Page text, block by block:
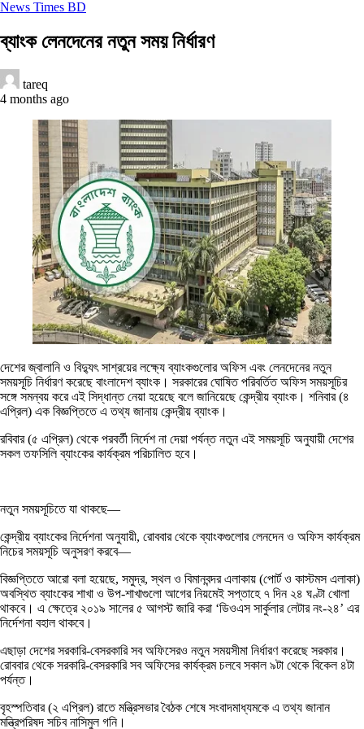
News Times BD
ব্যাংক লেনদেনের নতুন সময় নির্ধারণ
tareq
4 months ago
দেশের জ্বালানি ও বিদ্যুৎ সাশ্রয়ের লক্ষ্যে ব্যাংকগুলোর অফিস এবং লেনদেনের নতুন
সময়সূচি নির্ধারণ করেছে বাংলাদেশ ব্যাংক। সরকারের ঘোষিত পরিবর্তিত অফিস সময়সূচির
সঙ্গে সমন্বয় করে এই সিদ্ধান্ত নেয়া হয়েছে বলে জানিয়েছে কেন্দ্রীয় ব্যাংক। শনিবার (৪
এপ্রিল) এক বিজ্ঞপ্তিতে এ তথ্য জানায় কেন্দ্রীয় ব্যাংক।
রবিবার (৫ এপ্রিল) থেকে পরবর্তী নির্দেশ না দেয়া পর্যন্ত নতুন এই সময়সূচি অনুযায়ী দেশের
সকল তফসিলি ব্যাংকের কার্যক্রম পরিচালিত হবে।
নতুন সময়সূচিতে যা থাকছে—
কেন্দ্রীয় ব্যাংকের নির্দেশনা অনুযায়ী, রোববার থেকে ব্যাংকগুলোর লেনদেন ও অফিস কার্যক্রম
নিচের সময়সূচি অনুসরণ করবে—
বিজ্ঞপ্তিতে আরো বলা হয়েছে, সমুদ্র, স্থল ও বিমানবন্দর এলাকায় (পোর্ট ও কাস্টমস এলাকা)
অবস্থিত ব্যাংকের শাখা ও উপ-শাখাগুলো আগের নিয়মেই সপ্তাহে ৭ দিন ২৪ ঘণ্টা খোলা
থাকবে। এ ক্ষেত্রে ২০১৯ সালের ৫ আগস্ট জারি করা ‘ডিওএস সার্কুলার লেটার নং-২৪’ এর
নির্দেশনা বহাল থাকবে।
এছাড়া দেশের সরকারি-বেসরকারি সব অফিসেরও নতুন সময়সীমা নির্ধারণ করেছে সরকার।
রোববার থেকে সরকারি-বেসরকারি সব অফিসের কার্যক্রম চলবে সকাল ৯টা থেকে বিকেল ৪টা
পর্যন্ত।
বৃহস্পতিবার (২ এপ্রিল) রাতে মন্ত্রিসভার বৈঠক শেষে সংবাদমাধ্যমকে এ তথ্য জানান
মন্ত্রিপরিষদ সচিব নাসিমুল গনি।